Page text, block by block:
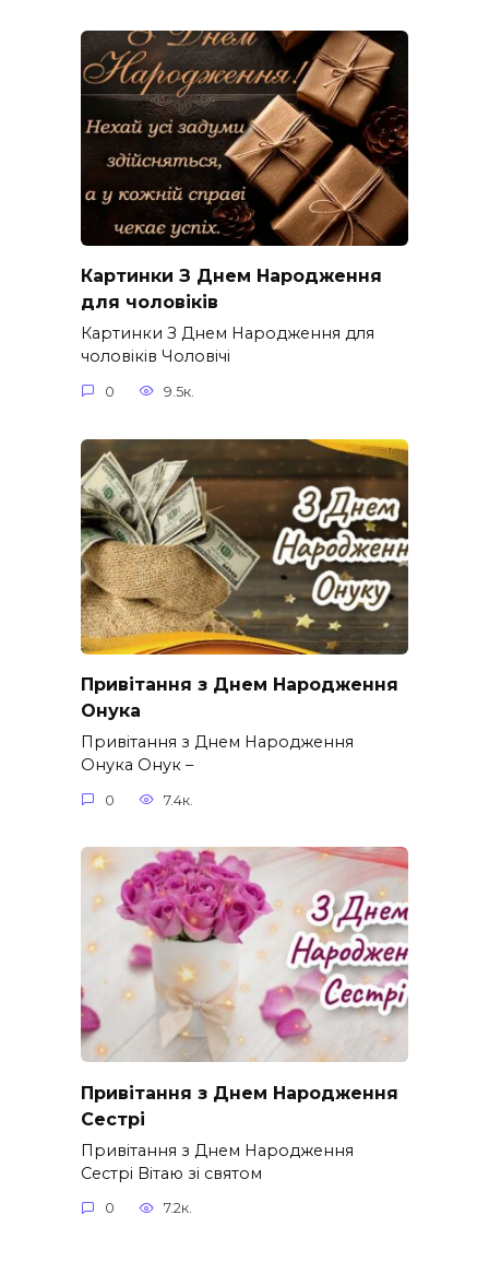
Картинки З Днем Народження
для чоловіків​
Картинки З Днем Народження для
чоловіків​ Чоловічі
0 9.5к.
Привітання з Днем Народження
Онука
Привітання з Днем Народження
Онука Онук –
0 7.4к.
Привітання з Днем Народження
Сестрі
Привітання з Днем Народження
Сестрі Вітаю зі святом
0 7.2к.